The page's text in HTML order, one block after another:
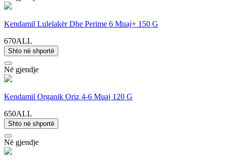
Kendamil Lulelakër Dhe Perime 6 Muaj+ 150 G
670ALL
Shto në shportë
Në gjendje
Kendamil Organik Oriz 4-6 Muaj 120 G
650ALL
Shto në shportë
Në gjendje